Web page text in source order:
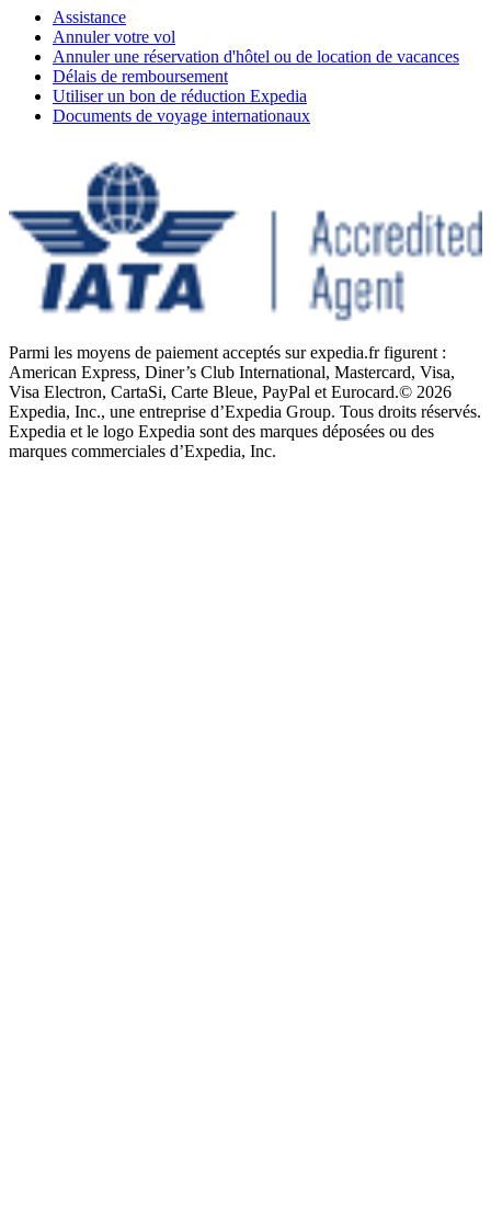
Assistance
Annuler votre vol
Annuler une réservation d'hôtel ou de location de vacances
Délais de remboursement
Utiliser un bon de réduction Expedia
Documents de voyage internationaux
Parmi les moyens de paiement acceptés sur expedia.fr figurent :
American Express, Diner’s Club International, Mastercard, Visa,
Visa Electron, CartaSi, Carte Bleue, PayPal et Eurocard.© 2026
Expedia, Inc., une entreprise d’Expedia Group. Tous droits réservés.
Expedia et le logo Expedia sont des marques déposées ou des
marques commerciales d’Expedia, Inc.